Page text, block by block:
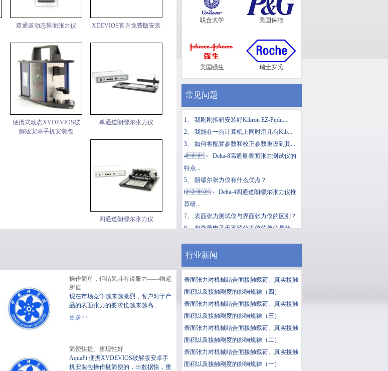
双通道动态界面张力仪 XDEVIOS官方免费版安装
便携式动态XVDEVIOS破
解版安卓手机安装包
单通道朗缪尔张力仪
四通道朗缪尔张力仪
XVDEVIOS中文版安装包
联合大学 美国保洁
美国强生 瑞士罗氏
常见问题
1、 我刚刚拆箱安装好Kibron EZ-Piplu...
2、 我能在一台计算机上同时用几台Kib...
3、 如何将配置参数和校正参数重设到其...
4、 Delta-8高通量表面张力测试仪的
特点...
5、 朗缪尔张力仪有什么优点？
6、 Delta-4四通道朗缪尔张力仪推
荐研...
7、 表面张力测试仪与界面张力仪的区别？
8、超微量电子天平的分度值的单位是什...
操作简单，但结果具有说服力——物超
所值
现在市场竞争越来越激烈，客户对于产
品的表面张力的要求也越来越高...
更多>>
简便快捷、重现性好
AquaPi 便携XVDEVIOS破解版安卓手
机安装包操作挺简便的，出数据快，重
行业新闻
表面张力对机械结合面接触载荷、真实接触
面积以及接触刚度的影响规律（四）
表面张力对机械结合面接触载荷、真实接触
面积以及接触刚度的影响规律（三）
表面张力对机械结合面接触载荷、真实接触
面积以及接触刚度的影响规律（二）
表面张力对机械结合面接触载荷、真实接触
面积以及接触刚度的影响规律（一）